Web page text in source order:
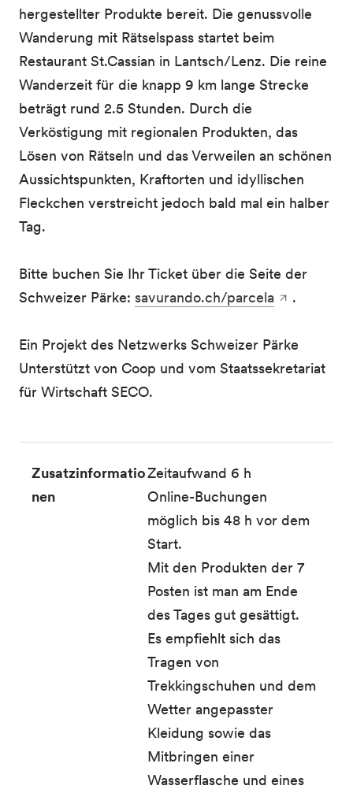
hergestellter Produkte bereit. Die genussvolle
Wanderung mit Rätselspass startet beim
Restaurant St.Cassian in Lantsch/Lenz. Die reine
Wanderzeit für die knapp 9 km lange Strecke
beträgt rund 2.5 Stunden. Durch die
Verköstigung mit regionalen Produkten, das
Lösen von Rätseln und das Verweilen an schönen
Aussichtspunkten, Kraftorten und idyllischen
Fleckchen verstreicht jedoch bald mal ein halber
Tag.
Bitte buchen Sie Ihr Ticket über die Seite der
Schweizer Pärke: savurando.ch/parcela .
Ein Projekt des Netzwerks Schweizer Pärke
Unterstützt von Coop und vom Staatssekretariat
für Wirtschaft SECO.
Zusatzinformatio
nen
Zeitaufwand 6 h
Online-Buchungen
möglich bis 48 h vor dem
Start.
Mit den Produkten der 7
Posten ist man am Ende
des Tages gut gesättigt.
Es empfiehlt sich das
Tragen von
Trekkingschuhen und dem
Wetter angepasster
Kleidung sowie das
Mitbringen einer
Wasserflasche und eines